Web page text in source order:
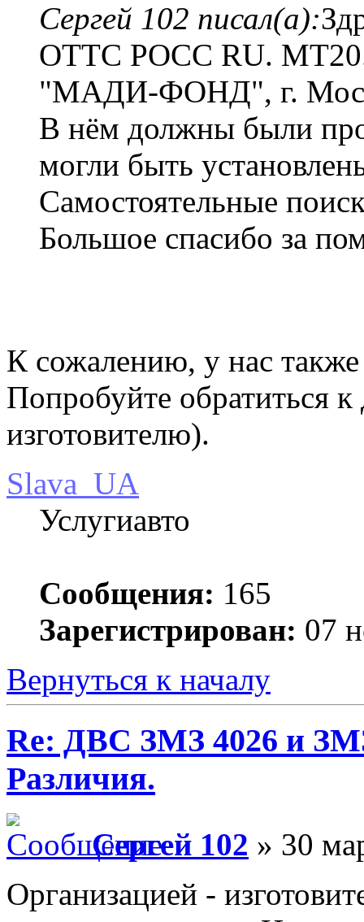
Сергей 102 писал(а):
ОТТС РОСС RU.
"МАДИ-ФОНД", г.
В нём должны были
могли быть
Самостоятельные
Большое спасибо за
К сожалению, у нас
Попробуйте обратиться
изготовителю).
Slava_UA
Услугиавто
Сообщения: 165
Зарегистрирован: 07
Вернуться к началу
Re: ДВС ЗМЗ 4026 и
Различия.
Сергей 102 » 30
Организацией -